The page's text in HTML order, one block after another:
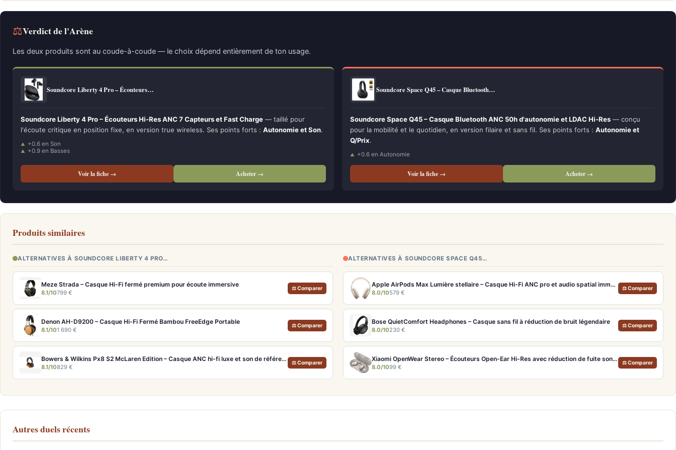
⚖Verdict de l'Arène
Les deux produits sont au coude-à-coude — le choix dépend entièrement de ton usage.
Soundcore Liberty 4 Pro – Écouteurs…
Soundcore Liberty 4 Pro – Écouteurs Hi-Res ANC 7 Capteurs et Fast Charge — taillé pour
l'écoute critique en position fixe, en version true wireless. Ses points forts : Autonomie et Son.
+0.6 en Son
+0.9 en Basses
Voir la fiche → Acheter →
Soundcore Space Q45 – Casque Bluetooth…
Soundcore Space Q45 – Casque Bluetooth ANC 50h d'autonomie et LDAC Hi-Res — conçu
pour la mobilité et le quotidien, en version filaire et sans fil. Ses points forts : Autonomie et
Q/Prix.
+0.6 en Autonomie
Voir la fiche → Acheter →
Produits similaires
ALTERNATIVES À SOUNDCORE LIBERTY 4 PRO…
Meze Strada – Casque Hi-Fi fermé premium pour écoute immersive
8.1/10799 €
⚖ Comparer
Denon AH-D9200 – Casque Hi-Fi Fermé Bambou FreeEdge Portable
8.1/101 690 €
⚖ Comparer
Bowers & Wilkins Px8 S2 McLaren Edition – Casque ANC hi-fi luxe et son de référence
8.1/10829 €
⚖ Comparer
ALTERNATIVES À SOUNDCORE SPACE Q45…
Apple AirPods Max Lumière stellaire – Casque Hi-Fi ANC pro et audio spatial immersif
8.0/10579 €
⚖ Comparer
Bose QuietComfort Headphones – Casque sans fil à réduction de bruit légendaire
8.0/10230 €
⚖ Comparer
Xiaomi OpenWear Stereo – Écouteurs Open-Ear Hi-Res avec réduction de fuite sonore
8.0/1099 €
⚖ Comparer
Autres duels récents